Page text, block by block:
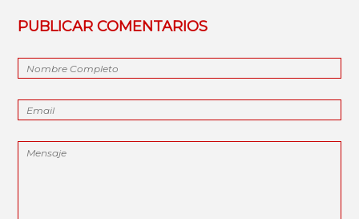
PUBLICAR COMENTARIOS